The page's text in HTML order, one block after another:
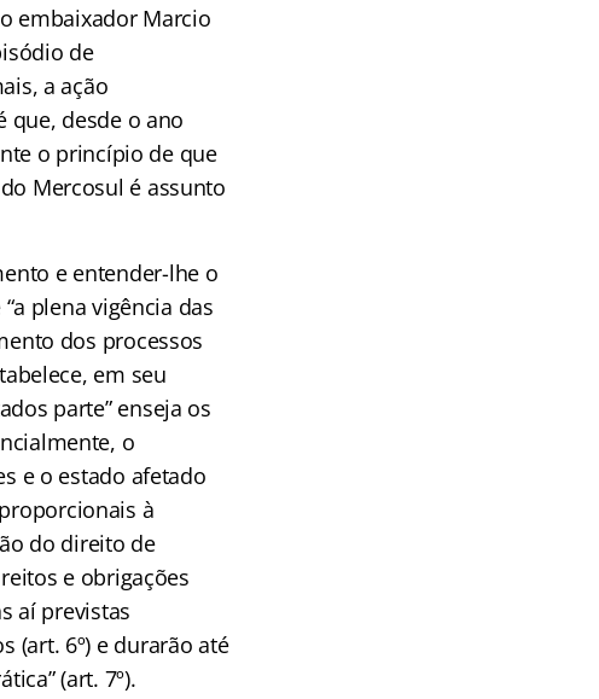
embaixador Marcio
de
a ação
desde o ano
o princípio de que
Mercosul é assunto
e entender-lhe o
plena vigência das
dos processos
em seu
parte” enseja os
o
e o estado afetado
à
do direito de
e obrigações
aí previstas
(art. 6º) e durarão até
(art. 7º).